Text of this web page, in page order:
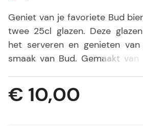
Geniet van je favoriete Bud
twee 25cl glazen. Deze
het serveren en genieten
smaak van Bud. Gemaakt van
Bud-logo. Of je nu een feestje
ontspant, deze glazen zullen
€ 10,00